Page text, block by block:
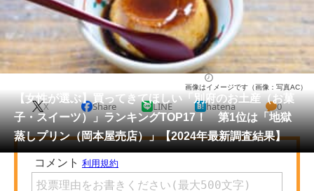
グルメ 地域
住まい 教育・育児
動物 リサーチ
会員記事
メディア
注目記事を集めた総合ページ
ITの今と未来を見通す
【女性が選ぶ】買ってきてほしい「別府のお土産（お菓
子・スイーツ）」ランキングTOP17！ 第1位は「地獄
蒸しプリン（岡本屋売店）」【2024年最新調査結果】
画像はイメージです（画像：写真AC）
X Share LINE hatena 0